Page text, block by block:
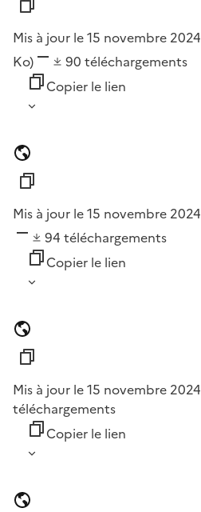
Mis à jour le 15 novembre 2024
Ko)
90 téléchargements
Copier le lien
Mis à jour le 15 novembre 2024
94 téléchargements
Copier le lien
Mis à jour le 15 novembre 2024
téléchargements
Copier le lien